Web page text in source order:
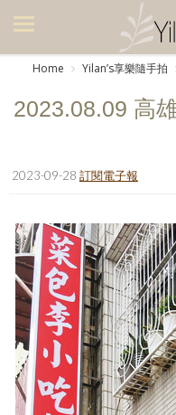
美食集
生活風
書房集
日記簿
餐桌週記
享樂隨手拍
Home Yilanʼs享樂隨手拍
2023.08.09 高
2023-09-28 訂閱電子報